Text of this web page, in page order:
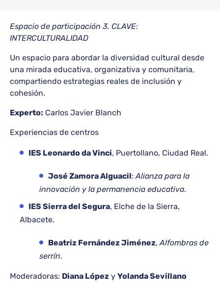
Espacio de participación 3. CLAVE:
INTERCULTURALIDAD
Un espacio para abordar la diversidad cultural desde
una mirada educativa, organizativa y comunitaria,
compartiendo estrategias reales de inclusión y
cohesión.
Experto: Carlos Javier Blanch
Experiencias de centros
IES Leonardo da Vinci, Puertollano, Ciudad Real.
José Zamora Alguacil: Alianza para la
innovación y la permanencia educativa.
IES Sierra del Segura, Elche de la Sierra,
Albacete.
Beatriz Fernández Jiménez, Alfombras de
serrín.
Moderadoras: Diana López y Yolanda Sevillano